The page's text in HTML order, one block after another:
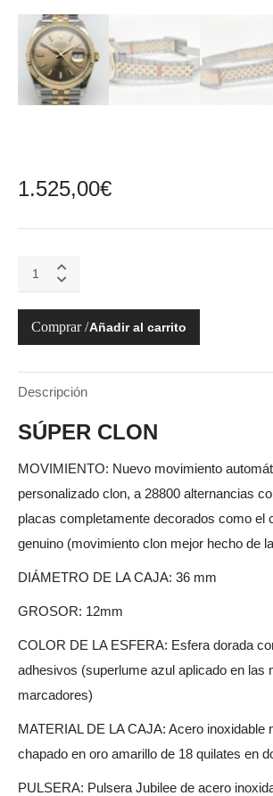
1.525,00€
126233-
0015
quantity
Añadir al carrito
Descripción
SÚPER CLON
MOVIMIENTO: Nuevo movimiento
personalizado clon, a 28800 alternancias
placas completamente decorados como el
genuino (movimiento clon mejor hecho de
DIÁMETRO DE LA CAJA: 36 mm
GROSOR: 12mm
COLOR DE LA ESFERA: Esfera dorada
adhesivos (superlume azul aplicado en las
marcadores)
MATERIAL DE LA CAJA: Acero inoxidable
chapado en oro amarillo de 18 quilates en
PULSERA: Pulsera Jubilee de acero